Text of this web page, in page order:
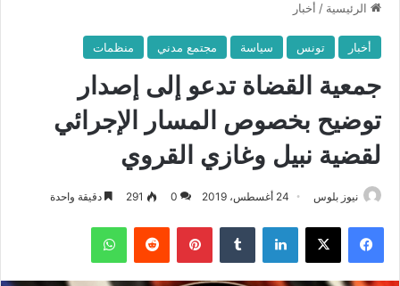
الرئيسية / أخبار
أخبار تونس سياسة مجتمع مدني منظمات
جمعية القضاة تدعو إلى إصدار
توضيح بخصوص المسار الإجرائي
لقضية نبيل وغازي القروي
نيوز بلوس 24 أغسطس، 2019 0
291 دقيقة واحدة
فيسبوك X لينكدإن بينتيريست واتساب